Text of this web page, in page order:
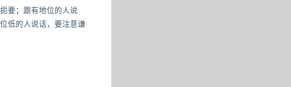
要；跟有地位的人说
低的人说话，要注意谦